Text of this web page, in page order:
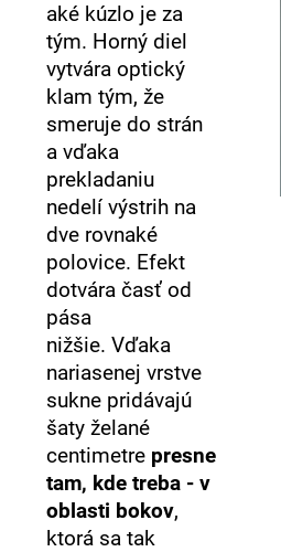
aké kúzlo je za
tým. Horný diel
vytvára optický
klam tým, že
smeruje do strán
a vďaka
prekladaniu
nedelí výstrih na
dve rovnaké
polovice. Efekt
dotvára časť od
pása
nižšie. Vďaka
nariasenej vrstve
sukne pridávajú
šaty želané
centimetre presne
tam, kde treba - v
oblasti bokov,
ktorá sa tak